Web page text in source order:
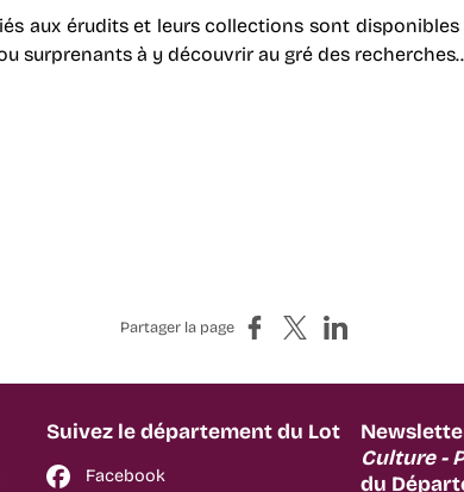
aux érudits et leurs collections sont
surprenants à y découvrir au gré des
Partager la page Partager sur Facebook
Partager sur XPartager sur LinkedIn
Suivez le département du Lot
Facebook
Culture -
du